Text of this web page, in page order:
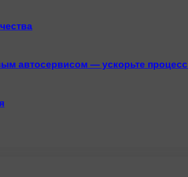
автосервисом — ускорьте